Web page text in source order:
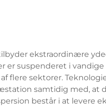
ekstraordinære
er suspenderet i vandige
flere sektorer.
samtidig med, at
består i at levere